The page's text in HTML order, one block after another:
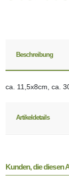
Beschreibung
ca. 11,5x8cm, ca.
Artikeldetails
Kunden, die diesen